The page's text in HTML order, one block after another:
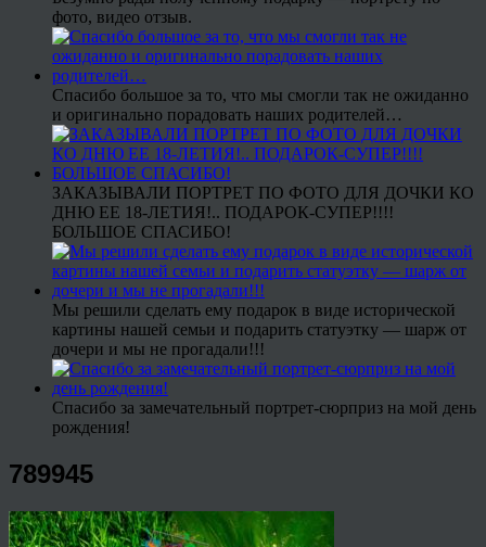
фото, видео отзыв.
Спасибо большое за то, что мы смогли так не ожиданно
и оригинально порадовать наших родителей…
ЗАКАЗЫВАЛИ ПОРТРЕТ ПО ФОТО ДЛЯ ДОЧКИ КО
ДНЮ ЕЕ 18-ЛЕТИЯ!.. ПОДАРОК-СУПЕР!!!!
БОЛЬШОЕ СПАСИБО!
Мы решили сделать ему подарок в виде исторической
картины нашей семьи и подарить статуэтку — шарж от
дочери и мы не прогадали!!!
Спасибо за замечательный портрет-сюрприз на мой день
рождения!
789945